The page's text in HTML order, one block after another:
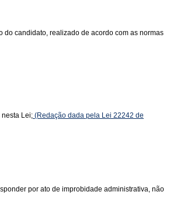
candidato, realizado de acordo com as normas
Lei; (Redação dada pela Lei 22242 de
por ato de improbidade administrativa, não